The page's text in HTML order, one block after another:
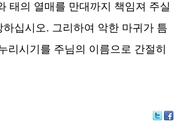
태의 열매를 만대까지 책임져 주실
하십시오. 그리하여 악한 마귀가 틈
리시기를 주님의 이름으로 간절히